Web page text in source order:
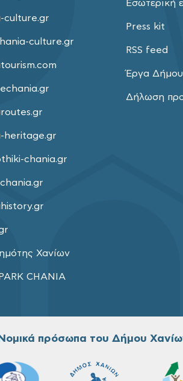
culture.gr
culture.gr
heritage.gr
chania.gr
Χανίων
CHANIA
Εσωτερική
Press kit
RSS feed
Έργα Δήμου
Δήλωση
Νομικά πρόσωπα του Δήμου